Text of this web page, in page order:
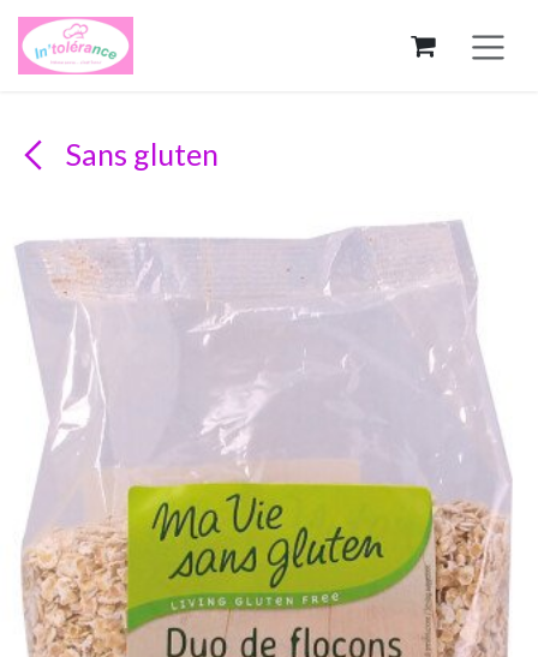
Se rendre au contenu
Sans gluten